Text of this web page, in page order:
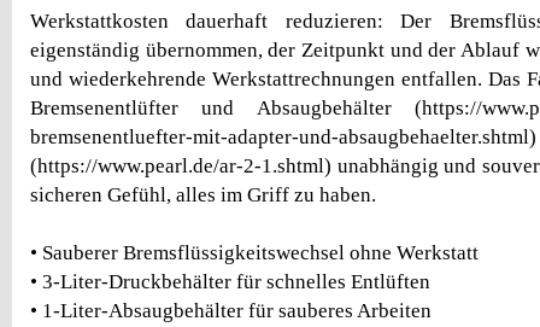
Werkstattkosten dauerhaft reduzieren: Der
eigenständig übernommen, der Zeitpunkt und der Ablauf
und wiederkehrende Werkstattrechnungen entfallen. Das
Bremsenentlüfter und Absaugbehälter (https://
bremsenentluefter-mit-adapter-und-
(https://www.pearl.de/ar-2-1.shtml) unabhängig und
sicheren Gefühl, alles im Griff zu haben.
• Sauberer Bremsflüssigkeitswechsel ohne Werkstatt
• 3-Liter-Druckbehälter für schnelles Entlüften
• 1-Liter-Absaugbehälter für sauberes Arbeiten